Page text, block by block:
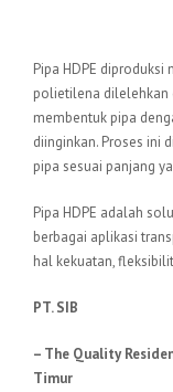
Pipa HDPE
polietilena dilelehkan
membentuk pipa
diinginkan. Proses ini
pipa sesuai panjang
Pipa HDPE adalah
berbagai aplikasi
hal kekuatan,
PT. SIB
– The Quality
Timur